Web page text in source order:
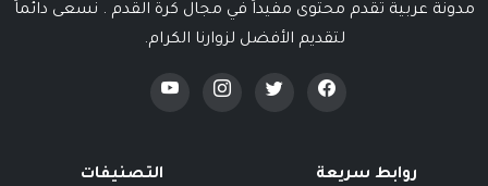
مدونة عربية تقدم محتوى مفيداً في مجال كرة القدم . نسعى دائماً
لتقديم الأفضل لزوارنا الكرام.
روابط سريعة التصنيفات